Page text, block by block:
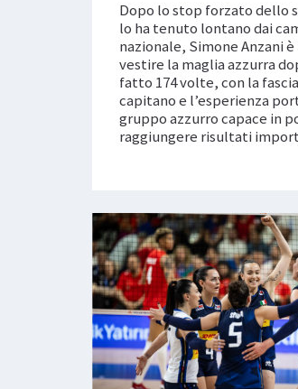
Dopo lo stop forzato dello
lo ha tenuto lontano dai
nazionale, Simone Anzani
vestire la maglia azzurra
fatto 174 volte, con la
capitano e l’esperienza
gruppo azzurro capace in
raggiungere risultati